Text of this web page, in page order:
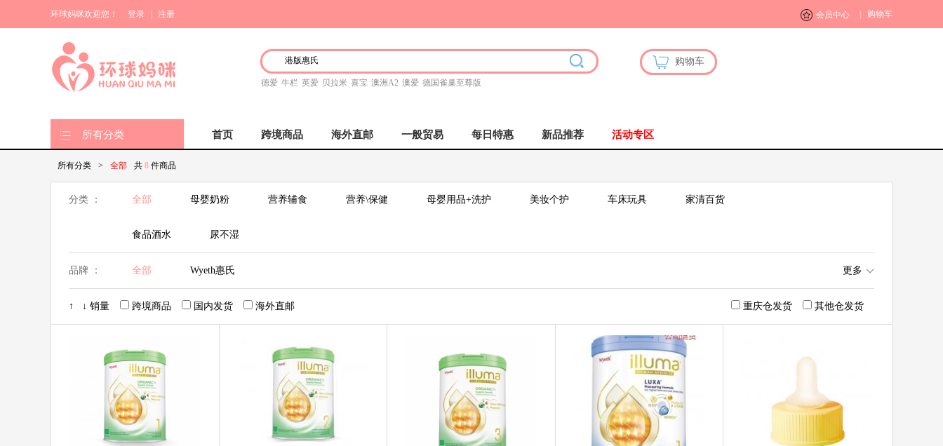
环球妈咪欢迎您！ 登录 注册 会员中心 购物车
德爱 牛栏 英爱 贝拉米 喜宝 澳洲A2 澳爱 德国雀巢至尊版
购物车
所有分类 首页 跨境商品 海外直邮 一般贸易 每日特惠 新品推荐 活动专区
所有分类 > 全部 共 8 件商品
分类 ： 全部 母婴奶粉 营养辅食 营养\保健 母婴用品+洗护 美妆个护 车床玩具 家清百货
食品酒水 尿不湿
品牌 ： 全部 Wyeth惠氏 更多
↑ ↓ 销量 跨境商品 国内发货 海外直邮 其他仓发货
重庆仓发货